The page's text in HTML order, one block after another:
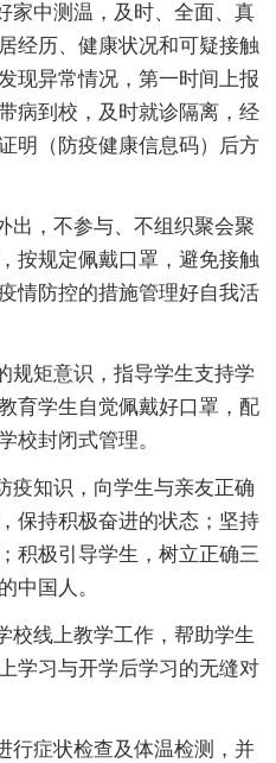
家中测温，及时、全面、真
经历、健康状况和可疑接触
现异常情况，第一时间上报
病到校，及时就诊隔离，经
明（防疫健康信息码）后方
出，不参与、不组织聚会聚
按规定佩戴口罩，避免接触
情防控的措施管理好自我活
规矩意识，指导学生支持学
育学生自觉佩戴好口罩，配
校封闭式管理。
疫知识，向学生与亲友正确
保持积极奋进的状态；坚持
积极引导学生，树立正确三
中国人。
校线上教学工作，帮助学生
学习与开学后学习的无缝对
行症状检查及体温检测，并